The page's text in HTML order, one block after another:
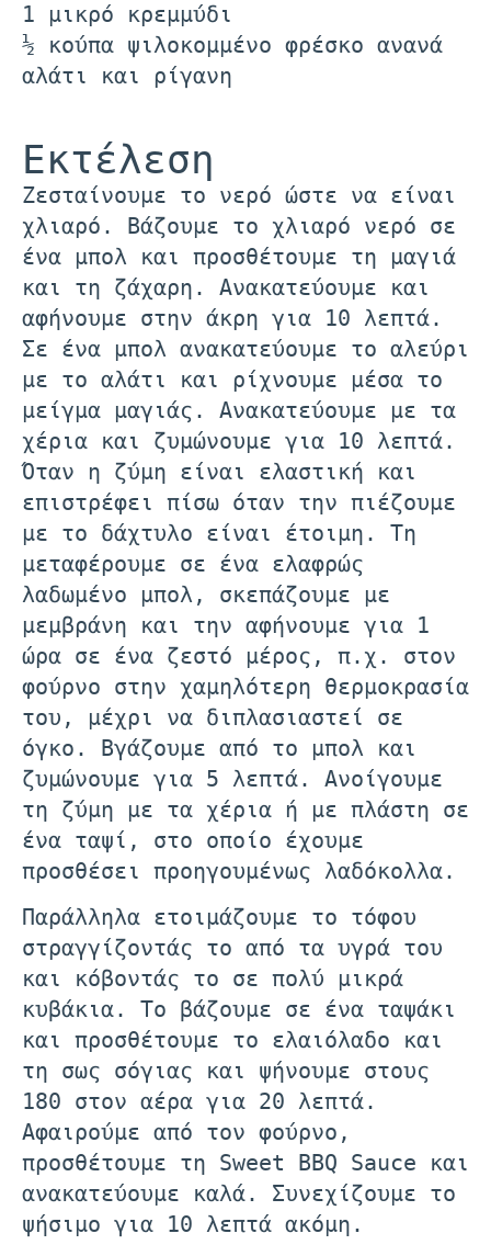
1 μικρό κρεμμύδι
½ κούπα ψιλοκομμένο φρέσκο ανανά
αλάτι και ρίγανη
Εκτέλεση
Ζεσταίνουμε το νερό ώστε να είναι
χλιαρό. Βάζουμε το χλιαρό νερό σε
ένα μπολ και προσθέτουμε τη μαγιά
και τη ζάχαρη. Ανακατεύουμε και
αφήνουμε στην άκρη για 10 λεπτά.
Σε ένα μπολ ανακατεύουμε το αλεύρι
με το αλάτι και ρίχνουμε μέσα το
μείγμα μαγιάς. Ανακατεύουμε με τα
χέρια και ζυμώνουμε για 10 λεπτά.
Όταν η ζύμη είναι ελαστική και
επιστρέφει πίσω όταν την πιέζουμε
με το δάχτυλο είναι έτοιμη. Τη
μεταφέρουμε σε ένα ελαφρώς
λαδωμένο μπολ, σκεπάζουμε με
μεμβράνη και την αφήνουμε για 1
ώρα σε ένα ζεστό μέρος, π.χ. στον
φούρνο στην χαμηλότερη θερμοκρασία
του, μέχρι να διπλασιαστεί σε
όγκο. Βγάζουμε από το μπολ και
ζυμώνουμε για 5 λεπτά. Ανοίγουμε
τη ζύμη με τα χέρια ή με πλάστη σε
ένα ταψί, στο οποίο έχουμε
προσθέσει προηγουμένως λαδόκολλα.
Παράλληλα ετοιμάζουμε το τόφου
στραγγίζοντάς το από τα υγρά του
και κόβοντάς το σε πολύ μικρά
κυβάκια. Το βάζουμε σε ένα ταψάκι
και προσθέτουμε το ελαιόλαδο και
τη σως σόγιας και ψήνουμε στους
180 στον αέρα για 20 λεπτά.
Αφαιρούμε από τον φούρνο,
προσθέτουμε τη Sweet BBQ Sauce και
ανακατεύουμε καλά. Συνεχίζουμε το
ψήσιμο για 10 λεπτά ακόμη.